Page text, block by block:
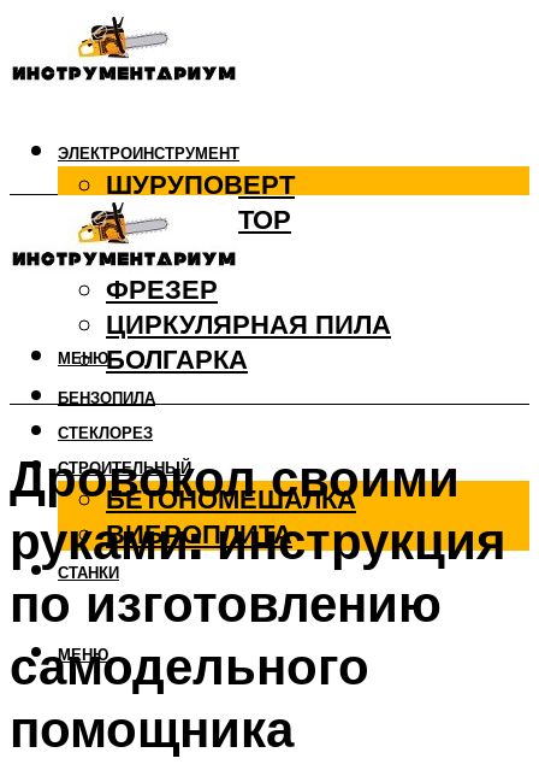
ЭЛЕКТРОИНСТРУМЕНТ
ШУРУПОВЕРТ
ПЕРФОРАТОР
ДРЕЛЬ
ФРЕЗЕР
ЦИРКУЛЯРНАЯ ПИЛА
БОЛГАРКА
БЕНЗОПИЛА
СТЕКЛОРЕЗ
СТРОИТЕЛЬНЫЙ
БЕТОНОМЕШАЛКА
ВИБРОПЛИТА
СТАНКИ
МЕНЮ
МЕНЮ
Дровокол своими
руками: инструкция
по изготовлению
самодельного
помощника